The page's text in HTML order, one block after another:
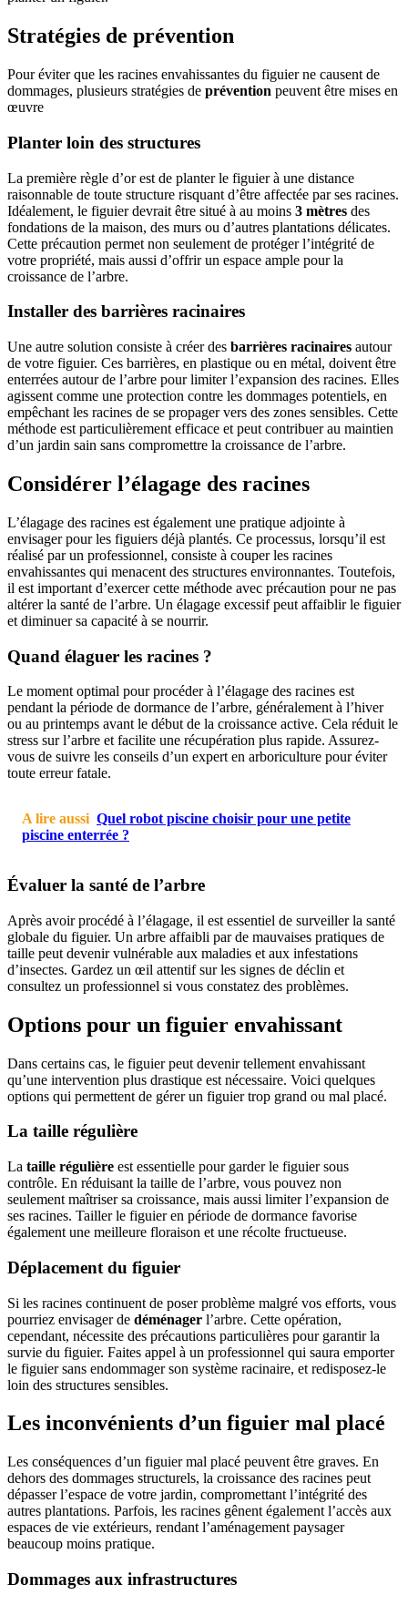
Stratégies de prévention
Pour éviter que les racines envahissantes du figuier ne causent de
dommages, plusieurs stratégies de prévention peuvent être mises en
œuvre
Planter loin des structures
La première règle d’or est de planter le figuier à une distance
raisonnable de toute structure risquant d’être affectée par ses racines.
Idéalement, le figuier devrait être situé à au moins 3 mètres des
fondations de la maison, des murs ou d’autres plantations délicates.
Cette précaution permet non seulement de protéger l’intégrité de
votre propriété, mais aussi d’offrir un espace ample pour la
croissance de l’arbre.
Installer des barrières racinaires
Une autre solution consiste à créer des barrières racinaires autour
de votre figuier. Ces barrières, en plastique ou en métal, doivent être
enterrées autour de l’arbre pour limiter l’expansion des racines. Elles
agissent comme une protection contre les dommages potentiels, en
empêchant les racines de se propager vers des zones sensibles. Cette
méthode est particulièrement efficace et peut contribuer au maintien
d’un jardin sain sans compromettre la croissance de l’arbre.
Considérer l’élagage des racines
L’élagage des racines est également une pratique adjointe à
envisager pour les figuiers déjà plantés. Ce processus, lorsqu’il est
réalisé par un professionnel, consiste à couper les racines
envahissantes qui menacent des structures environnantes. Toutefois,
il est important d’exercer cette méthode avec précaution pour ne pas
altérer la santé de l’arbre. Un élagage excessif peut affaiblir le figuier
et diminuer sa capacité à se nourrir.
Quand élaguer les racines ?
Le moment optimal pour procéder à l’élagage des racines est
pendant la période de dormance de l’arbre, généralement à l’hiver
ou au printemps avant le début de la croissance active. Cela réduit le
stress sur l’arbre et facilite une récupération plus rapide. Assurez-
vous de suivre les conseils d’un expert en arboriculture pour éviter
toute erreur fatale.
A lire aussi Quel robot piscine choisir pour une petite
piscine enterrée ?
Évaluer la santé de l’arbre
Après avoir procédé à l’élagage, il est essentiel de surveiller la santé
globale du figuier. Un arbre affaibli par de mauvaises pratiques de
taille peut devenir vulnérable aux maladies et aux infestations
d’insectes. Gardez un œil attentif sur les signes de déclin et
consultez un professionnel si vous constatez des problèmes.
Options pour un figuier envahissant
Dans certains cas, le figuier peut devenir tellement envahissant
qu’une intervention plus drastique est nécessaire. Voici quelques
options qui permettent de gérer un figuier trop grand ou mal placé.
La taille régulière
La taille régulière est essentielle pour garder le figuier sous
contrôle. En réduisant la taille de l’arbre, vous pouvez non
seulement maîtriser sa croissance, mais aussi limiter l’expansion de
ses racines. Tailler le figuier en période de dormance favorise
également une meilleure floraison et une récolte fructueuse.
Déplacement du figuier
Si les racines continuent de poser problème malgré vos efforts, vous
pourriez envisager de déménager l’arbre. Cette opération,
cependant, nécessite des précautions particulières pour garantir la
survie du figuier. Faites appel à un professionnel qui saura emporter
le figuier sans endommager son système racinaire, et redisposez-le
loin des structures sensibles.
Les inconvénients d’un figuier mal placé
Les conséquences d’un figuier mal placé peuvent être graves. En
dehors des dommages structurels, la croissance des racines peut
dépasser l’espace de votre jardin, compromettant l’intégrité des
autres plantations. Parfois, les racines gênent également l’accès aux
espaces de vie extérieurs, rendant l’aménagement paysager
beaucoup moins pratique.
Dommages aux infrastructures